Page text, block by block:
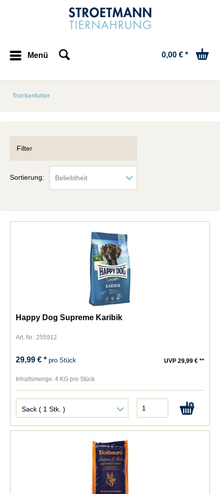
Menü 0,00 € *
Trockenfutter
Filter
Sortierung:
Happy Dog Supreme Karibik
Art. Nr.: 255912
29,99 € *pro Stück UVP 29,99 € **
Inhaltsmenge: 4 KG pro Stück